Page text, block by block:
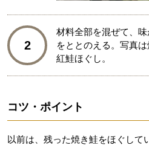
2
材料全部を混ぜて、
をととのえる。写真
紅鮭ほぐし。
コツ・ポイント
以前は、残った焼き鮭をほぐして